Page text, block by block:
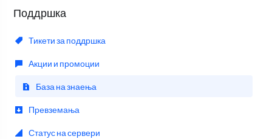
Поддршка
Тикети за поддршка
Акции и промоции
База на знаења
Превземања
Статус на сервери